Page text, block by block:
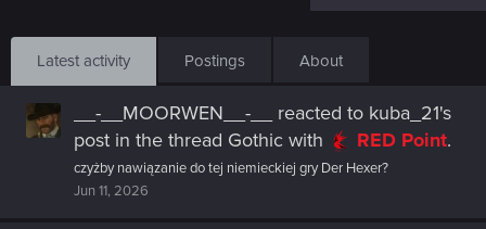
Latest activity Postings About
__-__MOORWEN__-__ reacted to kuba_21's
post in the thread Gothic with RED Point.
czyżby nawiązanie do tej niemieckiej gry Der Hexer?
Jun 11, 2026